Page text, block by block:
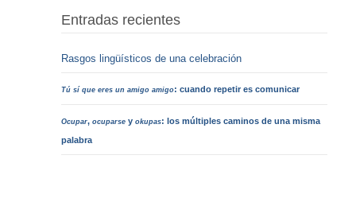
Entradas recientes
Rasgos lingüísticos de una celebración
Tú sí que eres un amigo amigo: cuando repetir es comunicar
Ocupar,ocuparse yokupas: los múltiples caminos de una misma
palabra